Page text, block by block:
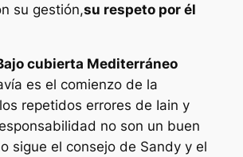
su gestión,su respeto por él
cubierta Mediterráneo
es el comienzo de la
repetidos errores de Iain y
no son un buen
sigue el consejo de Sandy y el